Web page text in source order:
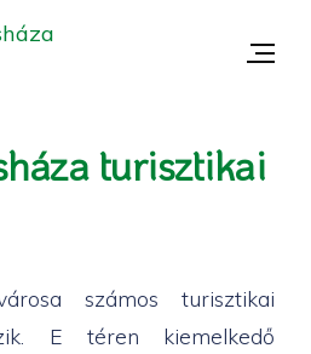
turisztikai
számos turisztikai
E téren kiemelkedő